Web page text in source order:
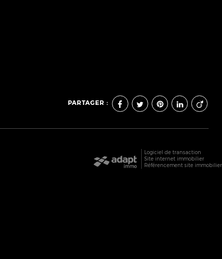
PARTAGER :
Logiciel de transaction
Site internet immobilier
Référencement site immobilier